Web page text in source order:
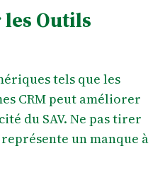
les Outils
tels que les
CRM peut améliorer
du SAV. Ne pas tirer
un manque à